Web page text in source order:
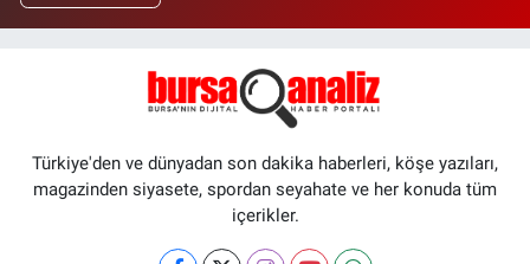
Türkiye'den ve dünyadan son dakika haberleri, köşe yazıları,
magazinden siyasete, spordan seyahate ve her konuda tüm
içerikler.